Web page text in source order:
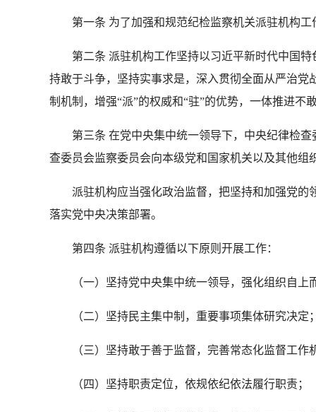
第一条 为了加强和规范纪检监察机关派驻机构工
第二条 派驻机构工作坚持以习近平新时代中国特
持敢于斗争，坚持实事求是，深入贯彻全面从严治
制机制，增强“派”的权威和“驻”的优势，一体推进
第三条 在党中央集中统一领导下，中央纪律检查
查委员会监察委员会向本级党和国家机关以及其他
派驻机构应当强化政治监督，把坚持和加强党的
落实党中央决策部署。
第四条 派驻机构遵循以下原则开展工作：
（一）坚持党中央集中统一领导，强化组织自上
（二）坚持民主集中制，重要事项集体研究决定
（三）坚持敢于善于监督，完善常态化监督工作
（四）坚持职责定位，依规依纪依法履行职责；